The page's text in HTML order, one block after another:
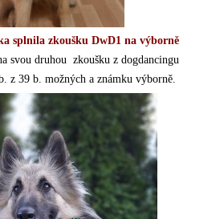
splnila zkoušku DwD1 na výborně
svou druhou zkoušku z dogdancingu
z 39 b. možných a známku výborně.